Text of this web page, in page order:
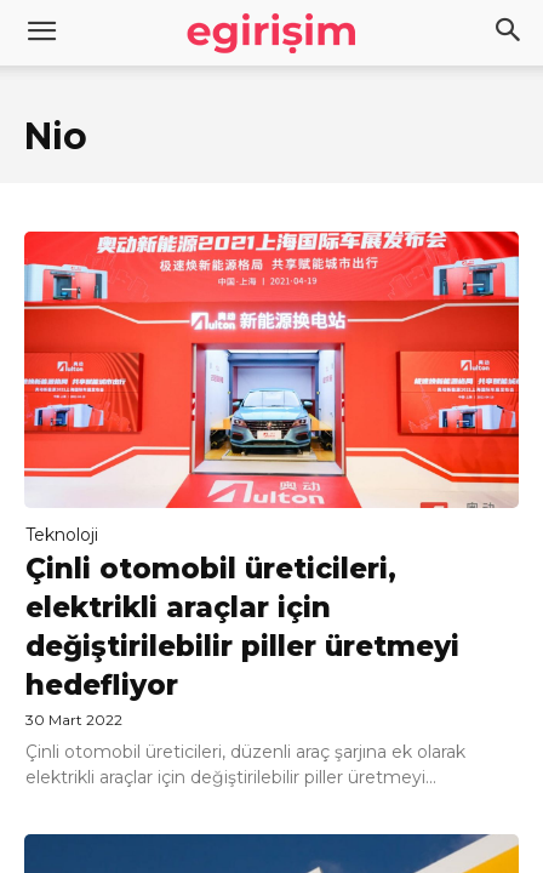
Nio
Teknoloji
Çinli otomobil üreticileri,
elektrikli araçlar için
değiştirilebilir piller üretmeyi
hedefliyor
30 Mart 2022
Çinli otomobil üreticileri, düzenli araç şarjına ek olarak
elektrikli araçlar için değiştirilebilir piller üretmeyi...